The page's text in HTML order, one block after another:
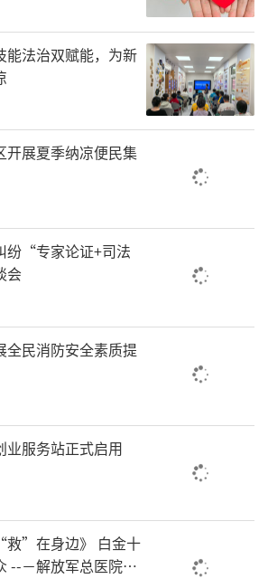
队总队长张建民表示：“档
是精神传承。感谢档案馆悉
志愿记忆，我们将不忘初
续守护江城平安，让长江救
传、发扬光大。”
案中，集体荣誉36件、个人
了“时代楷模”“武汉市模范
重要表彰的证书、奖章，以
专用通行证、感谢信，还有
能法治双赋能，为新
开展夏季纳凉便民集
纷“专家论证+司法
会
全民消防安全素质提
业服务站正式启用
”在身边》 白金十
--－解放军总医院首